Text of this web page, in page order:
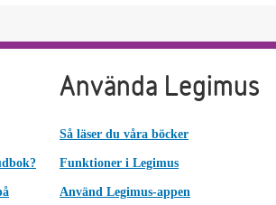
Använda Legimus
Så läser du våra böcker
Funktioner i Legimus
Använd Legimus-appen